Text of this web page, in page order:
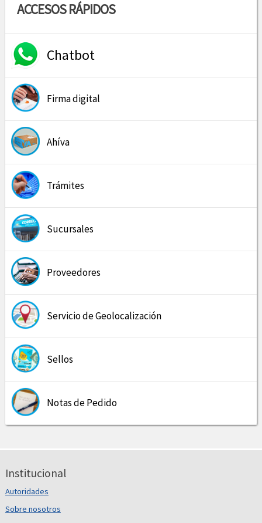
ACCESOS RÁPIDOS
Chatbot
Firma digital
Ahíva
Trámites
Sucursales
Proveedores
Servicio de Geolocalización
Sellos
Notas de Pedido
Institucional
Autoridades
Sobre nosotros